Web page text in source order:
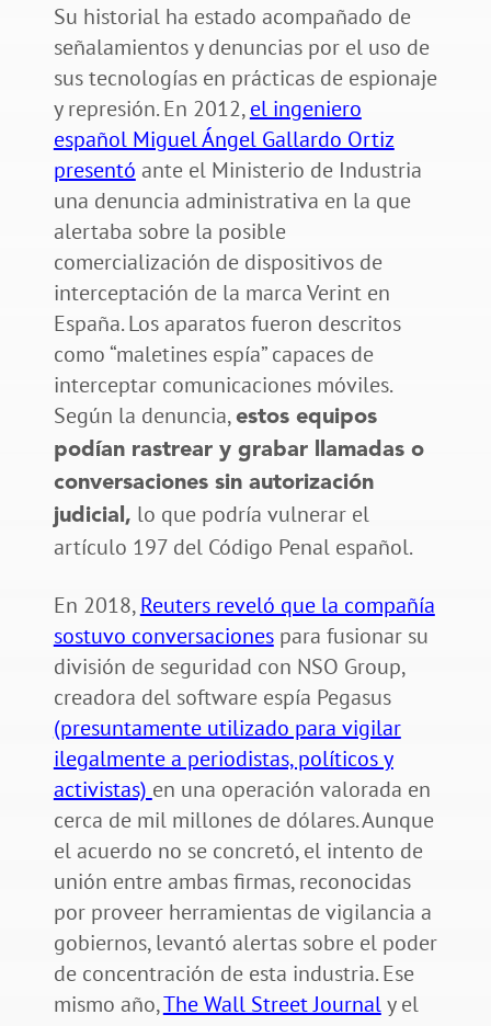
Su historial ha estado acompañado de
señalamientos y denuncias por el uso de
sus tecnologías en prácticas de espionaje
y represión. En 2012,el ingeniero
español Miguel Ángel Gallardo Ortiz
presentó ante el Ministerio de Industria
una denuncia administrativa en la que
alertaba sobre la posible
comercialización de dispositivos de
interceptación de la marca Verint en
España. Los aparatos fueron descritos
como “maletines espía” capaces de
interceptar comunicaciones móviles.
Según la denuncia, estos equipos
podían rastrear y grabar llamadas o
conversaciones sin autorización
judicial, lo que podría vulnerar el
artículo 197 del Código Penal español.
En 2018,Reuters reveló que la compañía
sostuvo conversacionespara fusionar su
división de seguridad con NSO Group,
creadora del software espía Pegasus
(presuntamente utilizado para vigilar
ilegalmente a periodistas, políticos y
activistas) en una operación valorada en
cerca de mil millones de dólares. Aunque
el acuerdo no se concretó, el intento de
unión entre ambas firmas, reconocidas
por proveer herramientas de vigilancia a
gobiernos, levantó alertas sobre el poder
de concentración de esta industria. Ese
mismo año,The Wall Street Journaly el